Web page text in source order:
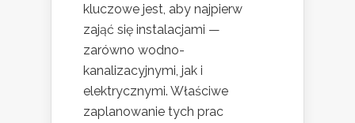
kluczowe jest, aby najpierw
zająć się instalacjami —
zarówno wodno-
kanalizacyjnymi, jak i
elektrycznymi. Właściwe
zaplanowanie tych prac